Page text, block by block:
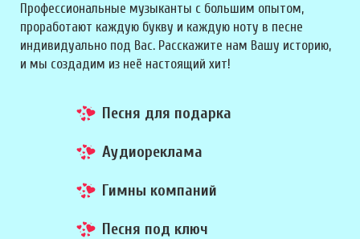
Профессиональные музыканты с большим опытом,
проработают каждую букву и каждую ноту в песне
индивидуально под Вас. Расскажите нам Вашу историю,
и мы создадим из неё настоящий хит!
Песня для подарка
Аудиореклама
Гимны компаний
Песня под ключ